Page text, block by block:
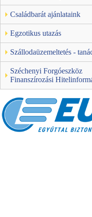
Családbarát ajánlataink
Egzotikus utazás
Szállodaüzemeltetés -
Széchenyi Forgóeszköz
Finanszírozási